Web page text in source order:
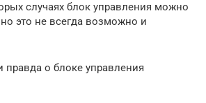
случаях блок управления можно
это не всегда возможно и
о блоке управления